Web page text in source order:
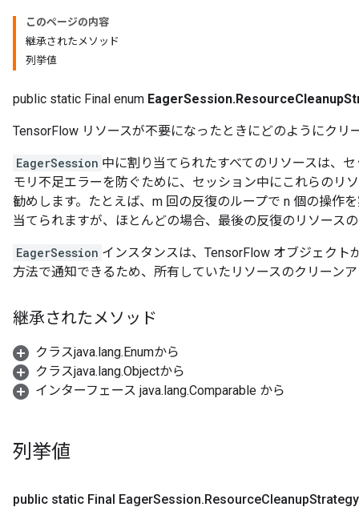
このページの内容
継承されたメソッド
列挙値
public static Final enum
TensorFlow リソースが不要になったときにどのようにクリ
EagerSession 中に割り当てられたすべてのリソースは、
モリ不足エラーを防ぐために、セッション中にこれらのリ
勧めします。たとえば、m 回の反復のループで n 個の操作
当てられますが、ほとんどの場合、最後の反復のリソース
EagerSession インスタンスは、TensorFlow オブジェク
方法で通知できるため、所有していたリソースのクリーン
継承されたメソッド
クラスjava.lang.Enumから
クラスjava.lang.Objectから
インターフェース java.lang.Comparable から
列挙値
public static Final EagerSession.ResourceCleanupStrategy